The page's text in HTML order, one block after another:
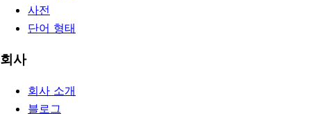
사전
단어 형태
회사
회사 소개
블로그